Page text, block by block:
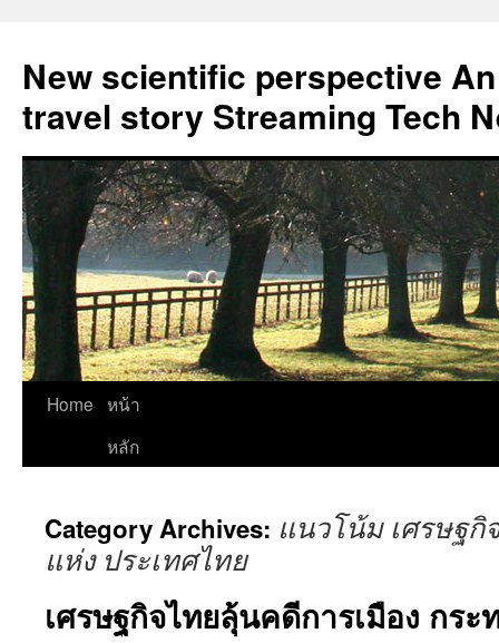
New scientific perspective
travel story Streaming Tech
Skip
Home หน้า
หลัก
Category Archives: แนวโน้ม เศรษฐกิ
แห่ง ประเทศไทย
เศรษฐกิจไทยลุ้นคดีการเมือง กร